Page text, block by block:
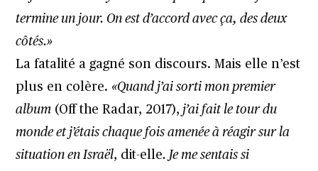
termine un jour. On est d’accord avec ça, des deux
côtés.»
La fatalité a gagné son discours. Mais elle n’est
plus en colère. «Quand j’ai sorti mon premier
album (Off the Radar, 2017), j’ai fait le tour du
monde et j’étais chaque fois amenée à réagir sur la
situation en Israël, dit-elle. Je me sentais si